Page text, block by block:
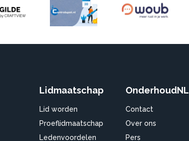
Lidmaatschap
Lid worden
Proeflidmaatschap
Ledenvoordelen
OnderhoudNL
Contact
Over ons
Pers